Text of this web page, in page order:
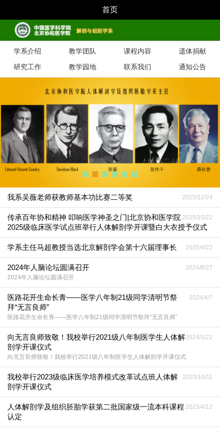
首页
学系介绍 教学团队 课程内容
遗体捐献
研究工作
教学园地 联系我们 通知公告
2025/12/24
我系吴薇老师获教师基本功比赛二等奖
2025/10/22
传承百年协和精神 叩响医学神圣之门|北京协和医学院
2025级临床医学试点班举行人体解剖学开课暨白大衣授予仪式
2025/4/22
学系主任马超教授当选北京解剖学会第十六届理事长
2024/8/27
2024年人脑论坛圆满召开
2024年人脑论坛圆满召开
2024/4/7
医路花开生命长青——医学八年制21级同学清明节祭
拜“无言良师”
医路花开生命长青——医学八年制21级同学清明节祭拜“无言良师”
2024/3/22
向无言良师致敬！我校举行2021级八年制医学生人体解
剖学开课仪式
向无言良师致敬！我校举行2021级八年制医学生人体解剖学开课仪式
2023/10/11
我校举行2023级临床医学培养模式改革试点班人体解
剖学开课仪式
2023/4/12
人体解剖学及组织胚胎学获第二批国家级一流本科课程
认定